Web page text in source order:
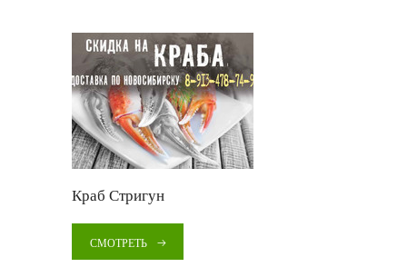
Краб Стригун
СМОТРЕТЬ